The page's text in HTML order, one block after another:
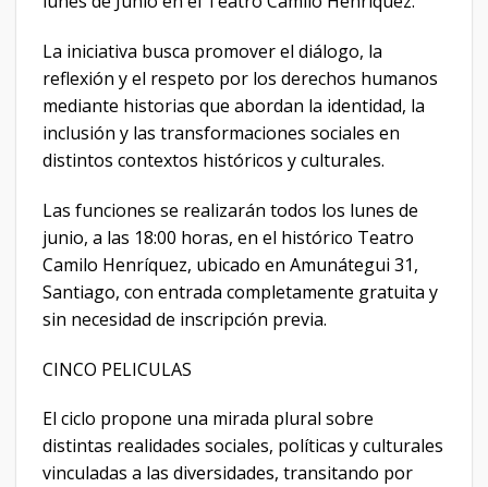
La iniciativa busca promover el diálogo, la
reflexión y el respeto por los derechos humanos
mediante historias que abordan la identidad, la
inclusión y las transformaciones sociales en
distintos contextos históricos y culturales.
Las funciones se realizarán todos los lunes de
junio, a las 18:00 horas, en el histórico Teatro
Camilo Henríquez, ubicado en Amunátegui 31,
Santiago, con entrada completamente gratuita y
sin necesidad de inscripción previa.
CINCO PELICULAS
El ciclo propone una mirada plural sobre
distintas realidades sociales, políticas y culturales
vinculadas a las diversidades, transitando por